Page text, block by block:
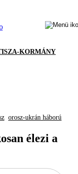
KORMÁNY
orosz-ukrán háború
élezi a